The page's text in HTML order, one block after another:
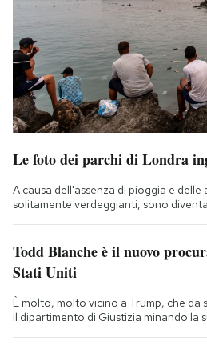
Le foto dei parchi di Londra
A causa dell'assenza di pioggia e
solitamente verdeggianti, sono
Todd Blanche è il nuovo
Stati Uniti
È molto, molto vicino a Trump, che
il dipartimento di Giustizia minando la